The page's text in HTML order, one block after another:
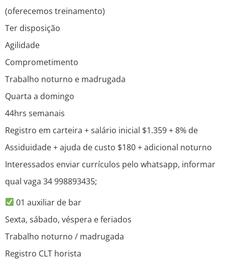
(oferecemos treinamento)
Ter disposição
Agilidade
Comprometimento
Trabalho noturno e madrugada
Quarta a domingo
44hrs semanais
Registro em carteira + salário inicial $1.359 + 8% de
Assiduidade + ajuda de custo $180 + adicional noturno
Interessados enviar currículos pelo whatsapp, informar
qual vaga 34 998893435;
01 auxiliar de bar
Sexta, sábado, véspera e feriados
Trabalho noturno / madrugada
Registro CLT horista